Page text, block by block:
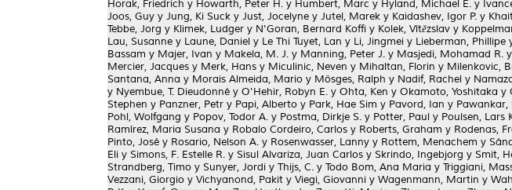
Horak, Friedrich y Howarth, Peter H. y Humbert, Marc y Hyland, Michael E. y
Joos, Guy y Jung, Ki Suck y Just, Jocelyne y Jutel, Marek y Kaidashev, Igor P. y
Tebbe, Jorg y Klimek, Ludger y N'Goran, Bernard Koffi y Kolek, Vítězslav y
Lau, Susanne y Laune, Daniel y Le Thi Tuyet, Lan y Li, Jingmei y Lieberman, Phillipe
Bassam y Majer, Ivan y Makela, M. J. y Manning, Peter J. y Masjedi, Mohamad R. y
Mercier, Jacques y Merk, Hans y Miculinic, Neven y Mihaltan, Florin y Milenkovic,
Santana, Anna y Morais Almeida, Mario y Mösges, Ralph y Nadif, Rachel y
y Nyembue, T. Dieudonné y O'Hehir, Robyn E. y Ohta, Ken y Okamoto, Yoshitaka y
Stephen y Panzner, Petr y Papi, Alberto y Park, Hae Sim y Pavord, Ian y Pawankar,
Pohl, Wolfgang y Popov, Todor A. y Postma, Dirkje S. y Potter, Paul y Poulsen, Lars
Ramírez, Maria Susana y Robalo Cordeiro, Carlos y Roberts, Graham y Rodenas,
Pinto, José y Rosario, Nelson A. y Rosenwasser, Lanny y Rottem, Menachem y
Eli y Simons, F. Estelle R. y Sisul Alvariza, Juan Carlos y Skrindo, Ingebjorg y Smit,
Strandberg, Timo y Sunyer, Jordi y Thijs, C. y Todo Bom, Ana Maria y Triggiani,
Vezzani, Giorgio y Vichyanond, Pakit y Viegi, Giovanni y Wagenmann, Martin y